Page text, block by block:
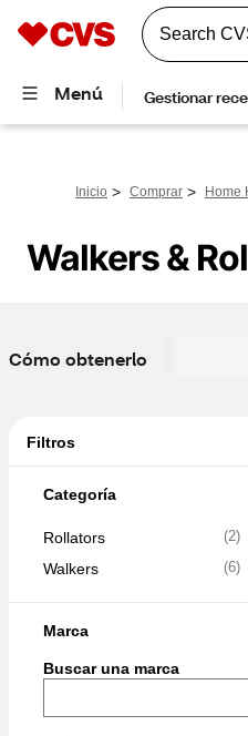
Inicio > Comprar > Home
Walkers &
Cómo obtenerlo
Filtros
Categoría
Rollators (2)
Walkers (6)
Marca
Buscar una marca